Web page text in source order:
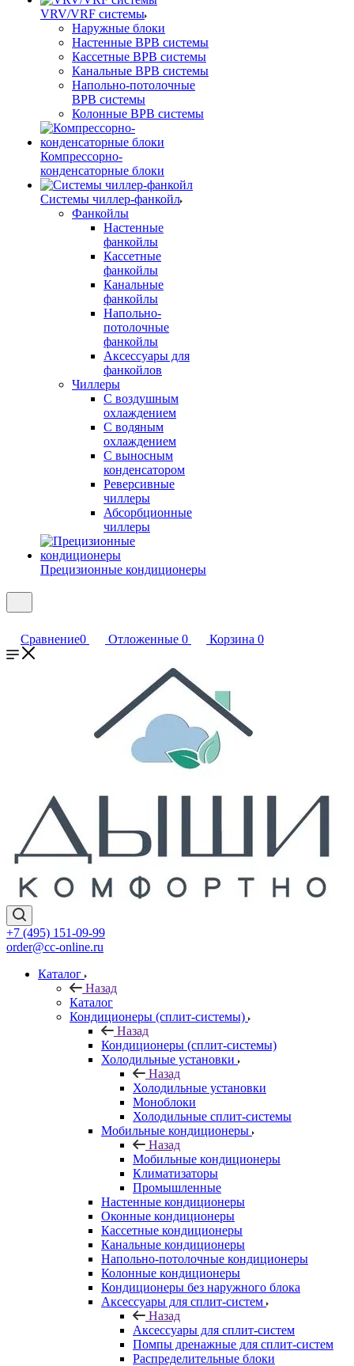
VRV/VRF системы
Наружные блоки
Настенные ВРВ системы
Кассетные ВРВ системы
Канальные ВРВ системы
Напольно-потолочные
ВРВ системы
Колонные ВРВ системы
Компрессорно-
конденсаторные блоки
Системы чиллер-фанкойл
Фанкойлы
Настенные
фанкойлы
Кассетные
фанкойлы
Канальные
фанкойлы
Напольно-
потолочные
фанкойлы
Аксессуары для
фанкойлов
Чиллеры
С воздушным
охлаждением
С водяным
охлаждением
С выносным
конденсатором
Реверсивные
чиллеры
Абсорбционные
чиллеры
Прецизионные кондиционеры
Сравнение0 Отложенные 0 Корзина 0
+7 (495) 151-09-99
order@cc-online.ru
Каталог
Назад
Каталог
Кондиционеры (сплит-системы)
Назад
Кондиционеры (сплит-системы)
Холодильные установки
Назад
Холодильные установки
Моноблоки
Холодильные сплит-системы
Мобильные кондиционеры
Назад
Мобильные кондиционеры
Климатизаторы
Промышленные
Настенные кондиционеры
Оконные кондиционеры
Кассетные кондиционеры
Канальные кондиционеры
Напольно-потолочные кондиционеры
Колонные кондиционеры
Кондиционеры без наружного блока
Аксессуары для сплит-систем
Назад
Аксессуары для сплит-систем
Помпы дренажные для сплит-систем
Распределительные блоки